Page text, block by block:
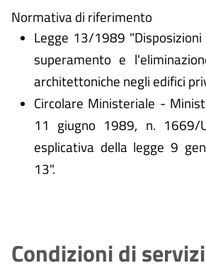
Normativa di riferimento
Legge 13/1989
superamento e
architettoniche negli edifici
Circolare Ministeriale -
11 giugno 1989, n. 1669/
esplicativa della legge 9
13".
Condizioni di